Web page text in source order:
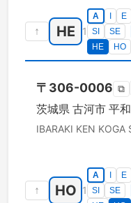
↑ HE 1
A E
SI
SE
HE
HO
〒 306-0006 ⧉
茨城県 古河市 平
IBARAKI KEN KOGA
↑ HO 1
A E
SI
SE